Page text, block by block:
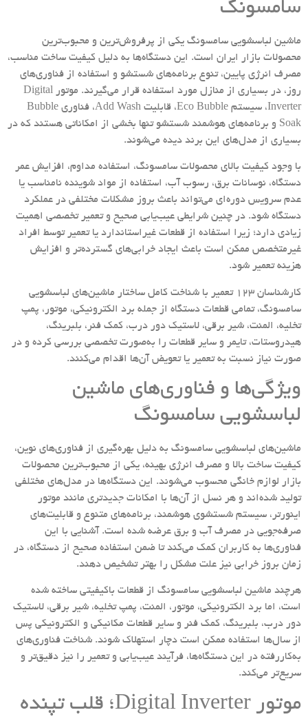
سامسونگ
ماشین لباسشویی سامسونگ یکی از پرفروش‌ترین و محبوب‌ترین
محصولات بازار ایران است. این دستگاه‌ها به دلیل کیفیت ساخت مناسب،
مصرف انرژی پایین، تنوع برنامه‌های شستشو و استفاده از فناوری‌های
روز، در بسیاری از منازل مورد استفاده قرار می‌گیرند. موتور Digital
Inverter، سیستم Eco Bubble، قابلیت Add Wash، فناوری Bubble
Soak و برنامه‌های هوشمند شستشو تنها بخشی از امکاناتی هستند که در
بسیاری از مدل‌های این برند دیده می‌شوند.
با وجود کیفیت بالای محصولات سامسونگ، استفاده مداوم، افزایش عمر
دستگاه، نوسانات برق، رسوب آب، استفاده از مواد شوینده نامناسب یا
عدم سرویس دوره‌ای می‌تواند باعث بروز مشکلات مختلفی در عملکرد
دستگاه شود. در چنین شرایطی عیب‌یابی صحیح و تعمیر تخصصی اهمیت
زیادی دارد؛ زیرا استفاده از قطعات غیراستاندارد یا تعمیر توسط افراد
غیرمتخصص ممکن است باعث ایجاد خرابی‌های گسترده‌تر و افزایش
هزینه تعمیر شود.
کارشناسان 123 تعمیر با شناخت کامل ساختار ماشین‌های لباسشویی
سامسونگ، تمامی قطعات دستگاه از جمله برد الکترونیکی، موتور، پمپ
تخلیه، المنت، شیر برقی، لاستیک دور درب، کمک فنر، بلبرینگ،
هیدروستات، تایمر و سایر قطعات را به‌صورت تخصصی بررسی کرده و در
صورت نیاز نسبت به تعمیر یا تعویض آن‌ها اقدام می‌کنند.
ویژگی‌ها و فناوری‌های ماشین
لباسشویی سامسونگ
ماشین‌های لباسشویی سامسونگ به دلیل بهره‌گیری از فناوری‌های نوین،
کیفیت ساخت بالا و مصرف انرژی بهینه، یکی از محبوب‌ترین محصولات
بازار لوازم خانگی محسوب می‌شوند. این دستگاه‌ها در مدل‌های مختلفی
تولید شده‌اند و هر نسل از آن‌ها با امکانات جدیدتری مانند موتور
اینورتر، سیستم شستشوی هوشمند، برنامه‌های متنوع و قابلیت‌های
صرفه‌جویی در مصرف آب و برق عرضه شده است. آشنایی با این
فناوری‌ها به کاربران کمک می‌کند تا ضمن استفاده صحیح از دستگاه، در
زمان بروز خرابی نیز علت مشکل را بهتر تشخیص دهند.
هرچند ماشین لباسشویی سامسونگ از قطعات باکیفیتی ساخته شده
است، اما برد الکترونیکی، موتور، المنت، پمپ تخلیه، شیر برقی، لاستیک
دور درب، بلبرینگ، کمک فنر و سایر قطعات مکانیکی و الکترونیکی پس
از سال‌ها استفاده ممکن است دچار استهلاک شوند. شناخت فناوری‌های
به‌کاررفته در این دستگاه‌ها، فرآیند عیب‌یابی و تعمیر را نیز دقیق‌تر و
سریع‌تر می‌کند.
موتور Digital Inverter؛ قلب تپنده